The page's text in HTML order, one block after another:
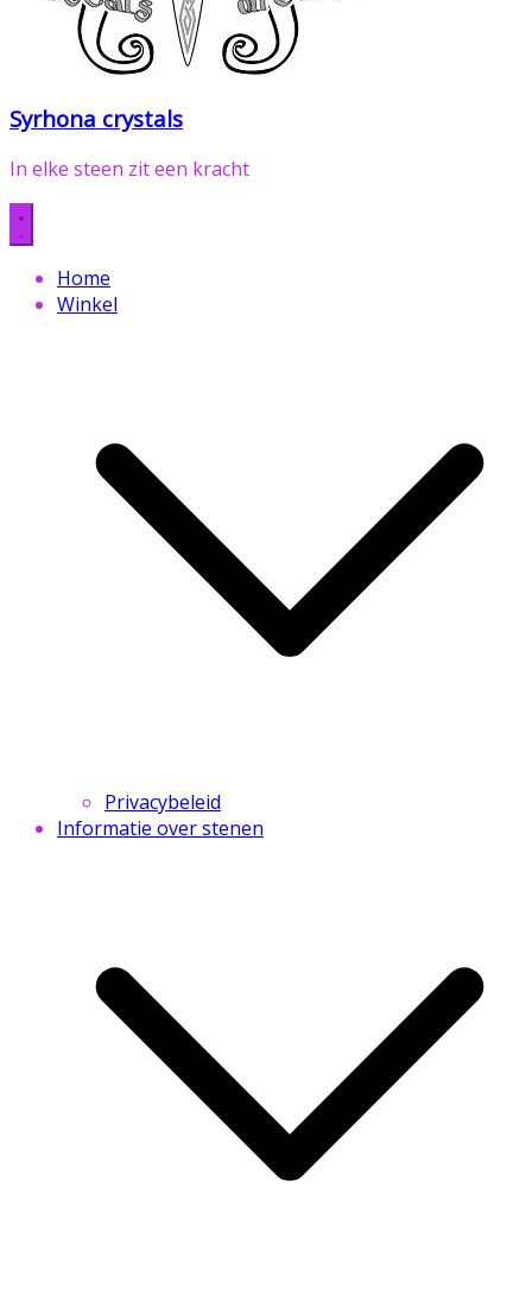
Syrhona crystals
In elke steen zit een kracht
Home
Winkel
Privacybeleid
Informatie over stenen